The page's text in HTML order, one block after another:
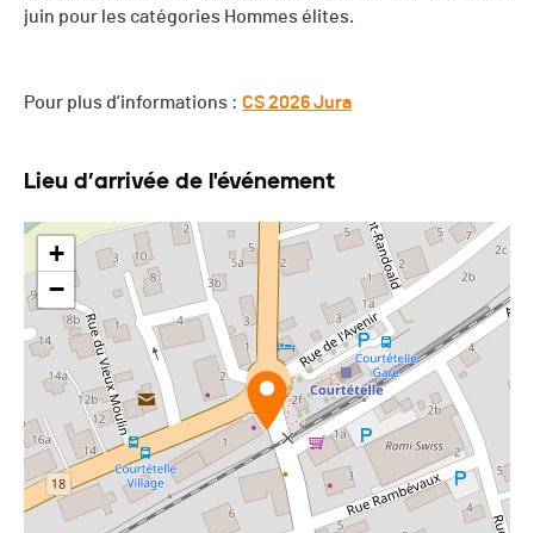
juin pour les catégories Hommes élites.
Pour plus d’informations : CS 2026 Jura
Lieu d’arrivée de l'événement
+
−